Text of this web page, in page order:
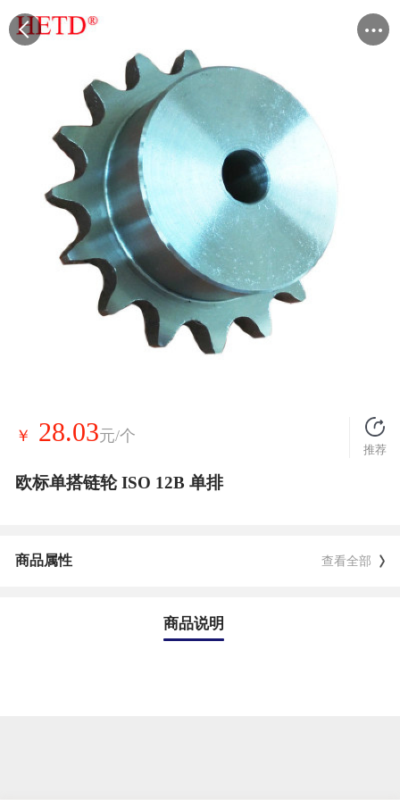
￥ 28.03元/个
推荐
欧标单搭链轮 ISO 12B 单排
商品属性 查看全部
商品说明